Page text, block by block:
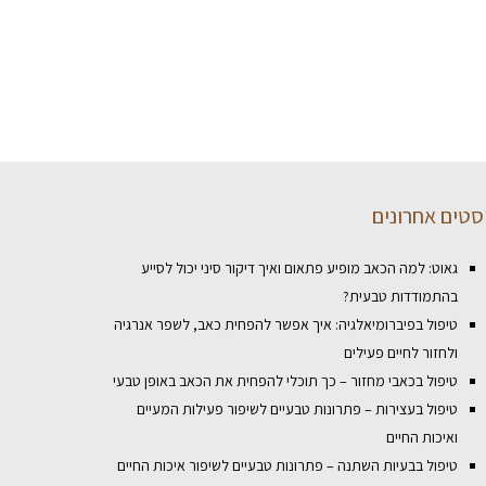
אחרונים
גאוט: למה הכאב מופיע פתאום ואיך דיקור סיני יכול לסייע
בהתמודדות טבעית?
טיפול בפיברומיאלגיה: איך אפשר להפחית כאב, לשפר אנרגיה
ולחזור לחיים פעילים
טיפול בכאבי מחזור – כך תוכלי להפחית את הכאב באופן טבעי
טיפול בעצירות – פתרונות טבעיים לשיפור פעילות המעיים
ואיכות החיים
טיפול בבעיות השתנה – פתרונות טבעיים לשיפור איכות החיים